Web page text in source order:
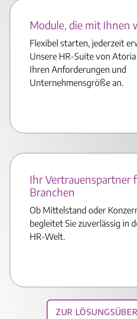
Module, die mit Ihnen
Flexibel starten, jederzeit
Unsere HR-Suite von
Ihren Anforderungen und
Unternehmensgröße an.
Ihr Vertrauenspartner
Branchen
Ob Mittelstand oder
begleitet Sie zuverlässig in
HR-Welt.
Zur